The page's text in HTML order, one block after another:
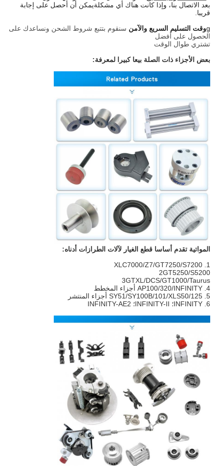
بعد الاتصال بنا، وإذا كانت هناك أي مشكلةيمكن أن أحصل على إجابة
قريبا.
gوقت التسليم السريع والآمن سنقوم بتتبع شروط الشحن ونساعدك على
الحصول على أفضل
تشتري طوال الوقت
بعض الأجزاء ذات الصلة بيعا كبيرا لمعرفة:
المواتية تقدم أساسا قطع الغيار لآلات الطرازات أدناه:
1. XLC7000/Z7/GT7250/S7200
2GT5250/S5200
3GTXL/DCS/GT1000/Taurus
4. AP100/320/INFINITY أجزاء المخطط
5. SY51/SY100B/101/XLS50/125 أجزاء المنتشر
6. INFINITY؛ INFINITY-II؛ INFINITY-AE2